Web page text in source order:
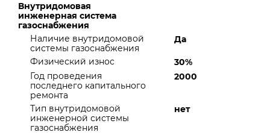
Внутридомовая
инженерная система
газоснабжения
Наличие внутридомовой
системы газоснабжения
Да
Физический износ
30%
Год проведения
последнего капитального
ремонта
2000
Тип внутридомовой
инженерной системы
газоснабжения
нет